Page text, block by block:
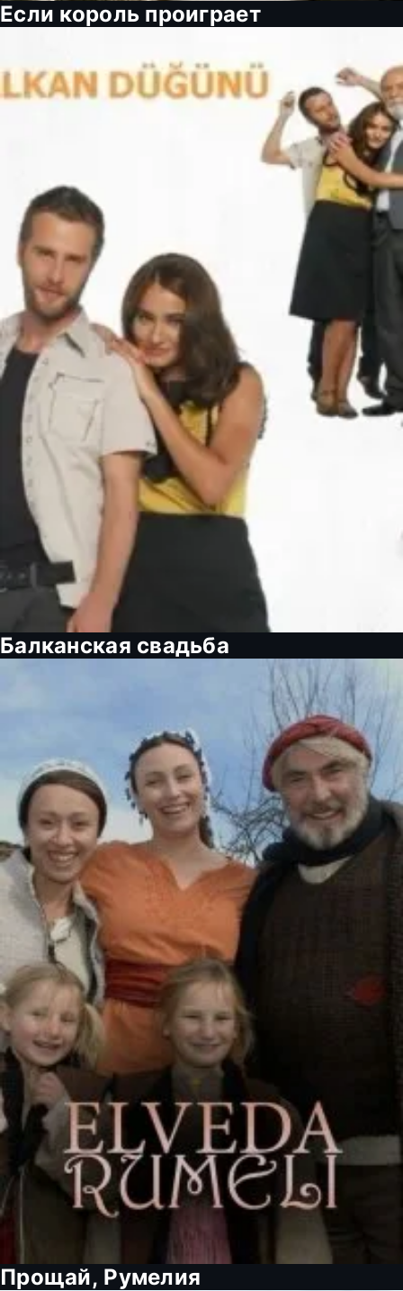
Если король проиграет
Балканская свадьба
Прощай, Румелия